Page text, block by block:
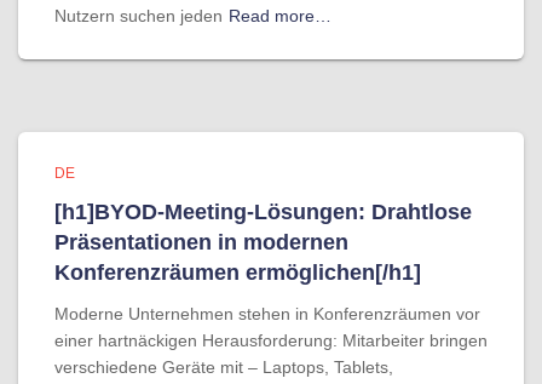
Nutzern suchen jeden Read more…
DE
[h1]BYOD-Meeting-Lösungen: Drahtlose
Präsentationen in modernen
Konferenzräumen ermöglichen[/h1]
Moderne Unternehmen stehen in Konferenzräumen vor
einer hartnäckigen Herausforderung: Mitarbeiter bringen
verschiedene Geräte mit – Laptops, Tablets,